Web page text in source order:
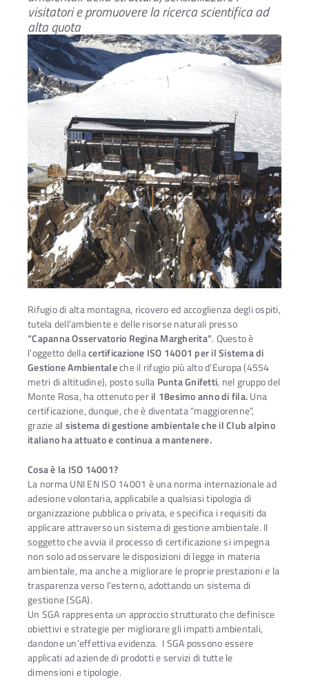
visitatori e promuovere la ricerca scientifica ad
alta quota
Rifugio di alta montagna, ricovero ed accoglienza degli ospiti,
tutela dell’ambiente e delle risorse naturali presso
“Capanna Osservatorio Regina Margherita”. Questo è
l’oggetto dellacertificazione ISO 14001 per il Sistema di
Gestione Ambientaleche il rifugio più alto d’Europa (4554
metri di altitudine), posto sulla Punta Gnifetti, nel gruppo del
Monte Rosa, ha ottenuto peril 18esimo anno di fila.Una
certificazione, dunque, che è diventata “maggiorenne”,
grazie al sistema di gestione ambientale che il Club alpino
italiano ha attuato e continua a mantenere.
Cosa è la ISO 14001?
La norma UNI EN ISO 14001 è una norma internazionale ad
adesione volontaria, applicabile a qualsiasi tipologia di
organizzazione pubblica o privata, e specifica i requisiti da
applicare attraverso un sistema di gestione ambientale. Il
soggetto che avvia il processo di certificazione si impegna
non solo ad osservare le disposizioni di legge in materia
ambientale, ma anche a migliorare le proprie prestazioni e la
trasparenza verso l’esterno, adottando un sistema di
gestione (SGA).
Un SGA rappresenta un approccio strutturato che definisce
obiettivi e strategie per migliorare gli impatti ambientali,
dandone un’effettiva evidenza. I SGA possono essere
applicati ad aziende di prodotti e servizi di tutte le
dimensioni e tipologie.